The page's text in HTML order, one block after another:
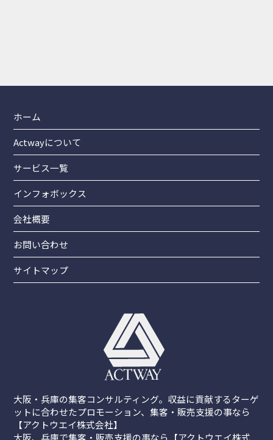
ホーム
Actwayについて
サービス一覧
インフォボックス
会社概要
お問い合わせ
サイトマップ
大阪・兵庫の集客コンサルティング。収益に貢献するターゲ
ットに合わせたプロモーション、集客・販売支援の事なら
【アクトウエイ株式会社】